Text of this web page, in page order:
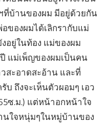
ที่บ้านของผม มีอยู่ด้วยกัน
ของผมได้เลิกรากับแม่
อยู่ในท้อง แม่ของผม
แม่เพ็ญของผมเป็นคน
สะอาดสะอ้าน และที่
ถึงจะเห็นตัวผอมๆ เอว
ซ.ม.) แต่หน้าอกหน้าใจ
นใจหนุ่มๆในหมู่บ้านของ